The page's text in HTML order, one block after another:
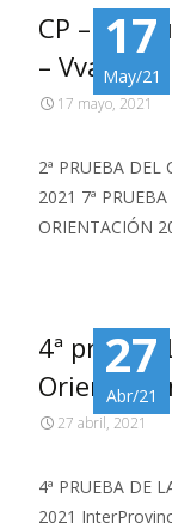
17
May/21
CP – 2ª
– Vva
17 mayo, 2021
2ª PRUEBA DEL
2021 7ª
ORIENTACIÓN
27
Abr/21
4ª prueba
27 abril, 2021
4ª PRUEBA DE
2021